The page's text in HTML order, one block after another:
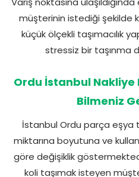
müşterinin istediği şekilde
küçük ölçekli taşımacılık
stressiz bir taşınma
Ordu İstanbul Nakliye
Bilmeniz
İstanbul Ordu parça eşya
miktarına boyutuna ve
göre değişiklik
koli taşımak isteyen